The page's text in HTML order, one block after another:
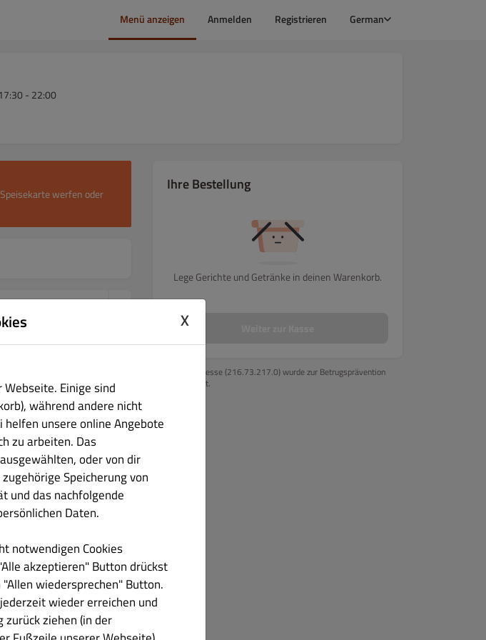
Menü anzeigen Anmelden Registrieren German
- 22:00
werfen oder
€ 10.90
der mediterranen
€ 10.90
Außen knusprig, innen
Ihre Bestellung
Lege Gerichte und Getränke in deinen Warenkorb.
Ihre IP-Adresse (216.73.217.0) wurde zur Betrugsprävention
gespeichert.
X
Einige sind
während andere nicht
unsere online Angebote
zu arbeiten. Das
oder von dir
Speicherung von
und das nachfolgende
Daten.
notwendigen Cookies
akzeptieren" Button drückst
wiedersprechen" Button.
wieder erreichen und
ziehen (in der